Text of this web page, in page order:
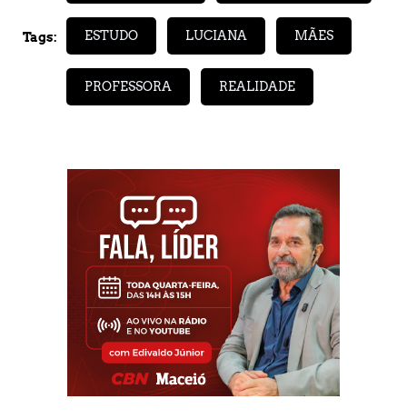
Tags: ESTUDO LUCIANA MÃES
PROFESSORA REALIDADE